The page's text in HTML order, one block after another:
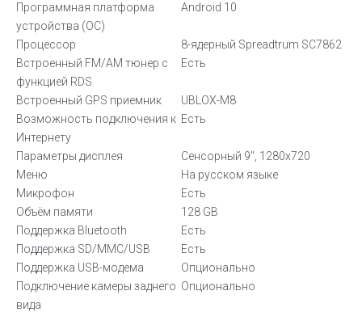
Программная платформа
устройства (ОС)
Android 10
Процессор
8-ядерный Spreadtrum SC7862
Встроенный FM/AM тюнер с
функцией RDS
Есть
Встроенный GPS приемник
UBLOX-M8
Возможность подключения к
Интернету
Есть
Параметры дисплея
Сенсорный 9″, 1280х720
Меню
На русском языке
Микрофон
Есть
Объём памяти
128 GB
Поддержка Bluetooth
Есть
Поддержка SD/MMC/USB
Есть
Поддержка USB-модема
Опционально
Подключение камеры заднего
вида
Опционально